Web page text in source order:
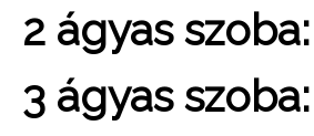
2 ágyas szoba:
3 ágyas szoba: